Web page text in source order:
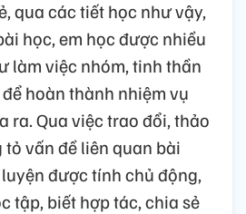
qua các tiết học như vậy,
học, em học được nhiều
làm việc nhóm, tinh thần
hoàn thành nhiệm vụ
ra. Qua việc trao đổi, thảo
tỏ vấn đề liên quan bài
được tính chủ động,
tập, biết hợp tác, chia sẻ